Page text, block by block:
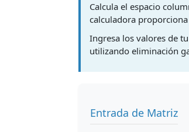
Calcula el espacio
calculadora
Ingresa los valores de
utilizando eliminación
Entrada de Matriz